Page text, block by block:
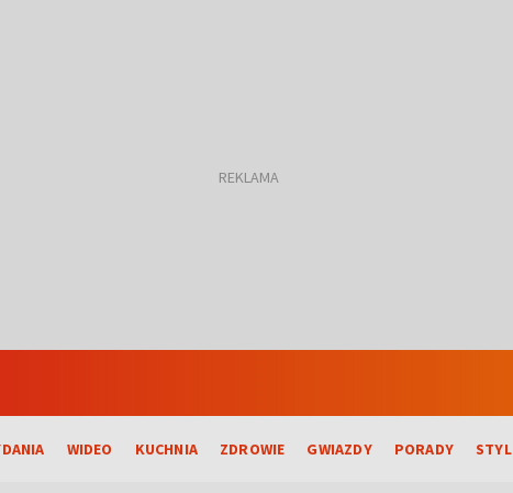
WIDEO KUCHNIA ZDROWIE GWIAZDY PORADY STYL